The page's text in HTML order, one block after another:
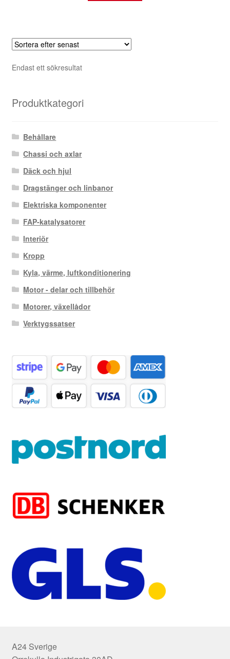
Endast ett sökresultat
Produktkategori
Behållare
Chassi och axlar
Däck och hjul
Dragstänger och linbanor
Elektriska komponenter
FAP-katalysatorer
Interiör
Kropp
Kyla, värme, luftkonditionering
Motor - delar och tillbehör
Motorer, växellådor
Verktygssatser
A24 Sverige